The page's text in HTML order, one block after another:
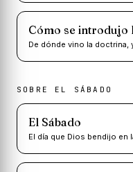
Cómo se introdujo
De dónde vino la doctrina,
SOBRE EL SÁBADO
El Sábado
El día que Dios bendijo en